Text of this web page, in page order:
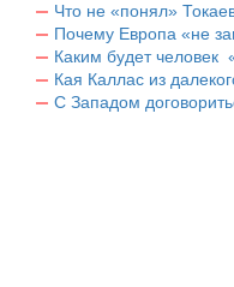
Что не «понял»
Почему Европа «не
Каким будет человек
Кая Каллас из
С Западом